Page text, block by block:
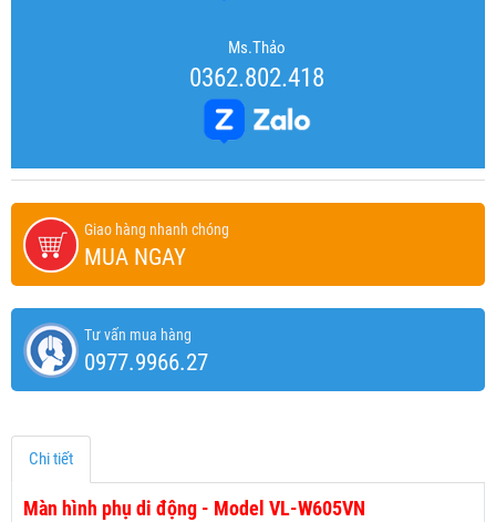
Ms.Thảo
0362.802.418
Giao hàng nhanh chóng
MUA NGAY
Tư vấn mua hàng
0977.9966.27
Chi tiết
Màn hình phụ di động - Model VL-W605VN